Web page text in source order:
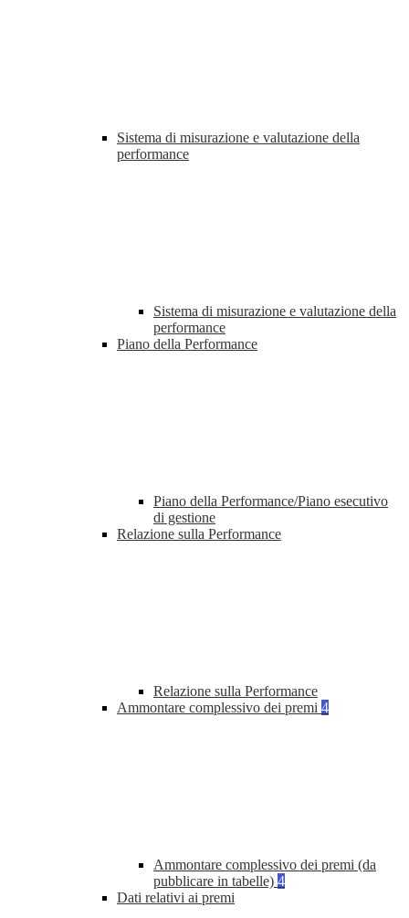
Sistema di misurazione e valutazione della
performance
Sistema di misurazione e valutazione della
performance
Piano della Performance
Piano della Performance/Piano esecutivo
di gestione
Relazione sulla Performance
Relazione sulla Performance
Ammontare complessivo dei premi 4
Ammontare complessivo dei premi (da
pubblicare in tabelle) 4
Dati relativi ai premi